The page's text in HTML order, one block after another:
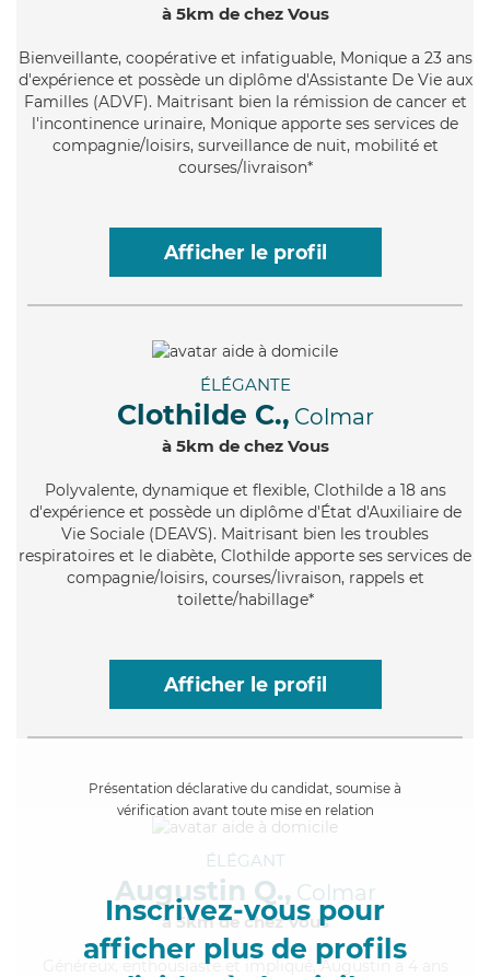
à 5km de chez Vous
Bienveillante, coopérative et infatiguable, Monique a 23 ans
d'expérience et possède un diplôme d'Assistante De Vie aux
Familles (ADVF). Maitrisant bien la rémission de cancer et
l'incontinence urinaire, Monique apporte ses services de
compagnie/loisirs, surveillance de nuit, mobilité et
courses/livraison*
Afficher le profil
ÉLÉGANTE
Clothilde C., Colmar
à 5km de chez Vous
Polyvalente, dynamique et flexible, Clothilde a 18 ans
d'expérience et possède un diplôme d'État d'Auxiliaire de
Vie Sociale (DEAVS). Maitrisant bien les troubles
respiratoires et le diabète, Clothilde apporte ses services de
compagnie/loisirs, courses/livraison, rappels et
toilette/habillage*
Afficher le profil
Présentation déclarative du candidat, soumise à
vérification avant toute mise en relation
Inscrivez-vous pour
afficher plus de profils
ÉLÉGANT
Augustin Q., Colmar
à 5km de chez Vous
, enthousiaste et impliqué, Augustin a 4 ans